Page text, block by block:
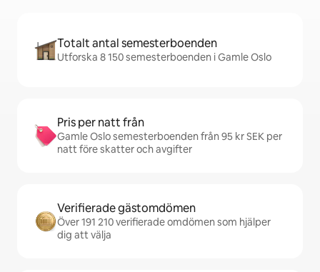
Totalt antal semesterboenden
Utforska 8 150 semesterboenden i Gamle Oslo
Pris per natt från
Gamle Oslo semesterboenden från 95 kr SEK per
natt före skatter och avgifter
Verifierade gästomdömen
Över 191 210 verifierade omdömen som hjälper
dig att välja